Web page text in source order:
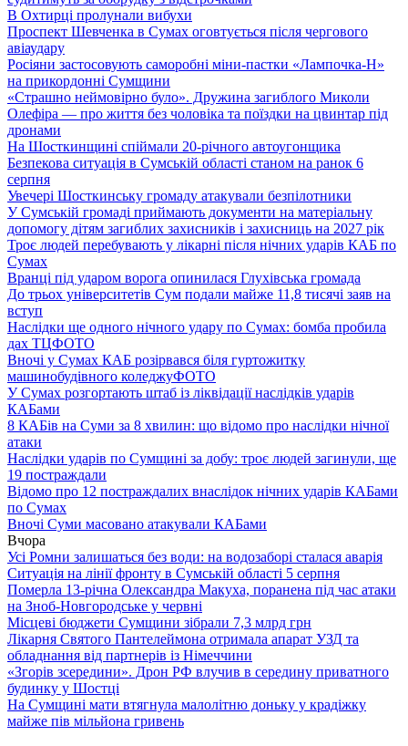
В Охтирці пролунали вибухи
Проспект Шевченка в Сумах оговтується після чергового
авіаудару
Росіяни застосовують саморобні міни-пастки «Лампочка-Н»
на прикордонні Сумщини
«Страшно неймовірно було». Дружина загиблого Миколи
Олефіра — про життя без чоловіка та поїздки на цвинтар під
дронами
На Шосткинщині спіймали 20-річного автоугонщика
Безпекова ситуація в Сумській області станом на ранок 6
серпня
Увечері Шосткинську громаду атакували безпілотники
У Сумській громаді приймають документи на матеріальну
допомогу дітям загиблих захисників і захисниць на 2027 рік
Троє людей перебувають у лікарні після нічних ударів КАБ по
Сумах
Вранці під ударом ворога опинилася Глухівська громада
До трьох університетів Сум подали майже 11,8 тисячі заяв на
вступ
Наслідки ще одного нічного удару по Сумах: бомба пробила
дах ТЦФОТО
Вночі у Сумах КАБ розірвався біля гуртожитку
машинобудівного коледжуФОТО
У Сумах розгортають штаб із ліквідації наслідків ударів
КАБами
8 КАБів на Суми за 8 хвилин: що відомо про наслідки нічної
атаки
Наслідки ударів по Сумщині за добу: троє людей загинули, ще
19 постраждали
Відомо про 12 постраждалих внаслідок нічних ударів КАБами
по Сумах
Вночі Суми масовано атакували КАБами
Вчора
Усі Ромни залишаться без води: на водозаборі сталася аварія
Ситуація на лінії фронту в Сумській області 5 серпня
Померла 13-річна Олександра Макуха, поранена під час атаки
на Зноб-Новгородське у червні
Місцеві бюджети Сумщини зібрали 7,3 млрд грн
Лікарня Святого Пантелеймона отримала апарат УЗД та
обладнання від партнерів із Німеччини
«Згорів зсередини». Дрон РФ влучив в середину приватного
будинку у Шостці
На Сумщині мати втягнула малолітню доньку у крадіжку
майже пів мільйона гривень